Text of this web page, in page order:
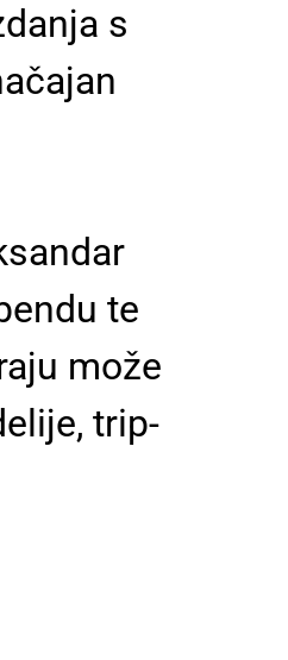
s
te
može
trip-